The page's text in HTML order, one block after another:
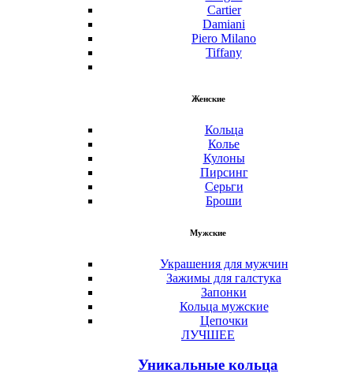
Cartier
Damiani
Piero Milano
Tiffany
Женские
Кольца
Колье
Кулоны
Пирсинг
Серьги
Броши
Мужские
Украшения для мужчин
Зажимы для галстука
Запонки
Кольца мужские
Цепочки
ЛУЧШЕЕ
Уникальные кольца